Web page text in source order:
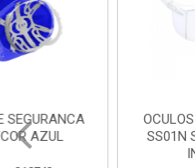
OCULOS DE PROTECAO
SS01N SUPER SAFETY